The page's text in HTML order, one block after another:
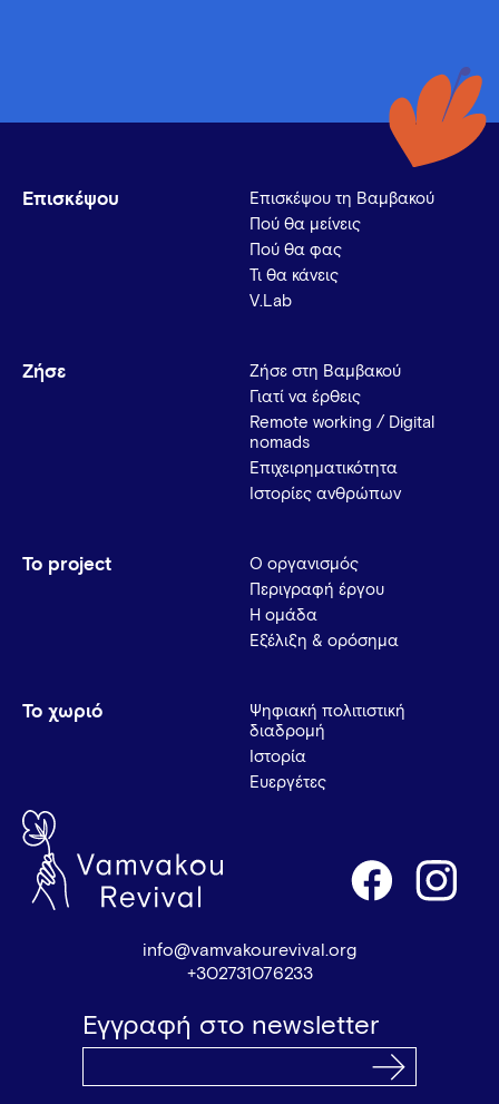
Επισκέψου
Επισκέψου τη Βαμβακού
Πού θα μείνεις
Πού θα φας
Τι θα κάνεις
V.Lab
Ζήσε
Ζήσε στη Βαμβακού
Γιατί να έρθεις
Remote working / Digital
nomads
Επιχειρηματικότητα
Ιστορίες ανθρώπων
Το project
Ο οργανισμός
Περιγραφή έργου
Η ομάδα
Εξέλιξη & ορόσημα
Το χωριό
Ψηφιακή πολιτιστική
διαδρομή
Ιστορία
Ευεργέτες
info@vamvakourevival.org
+302731076233
Εγγραφή στο newsletter